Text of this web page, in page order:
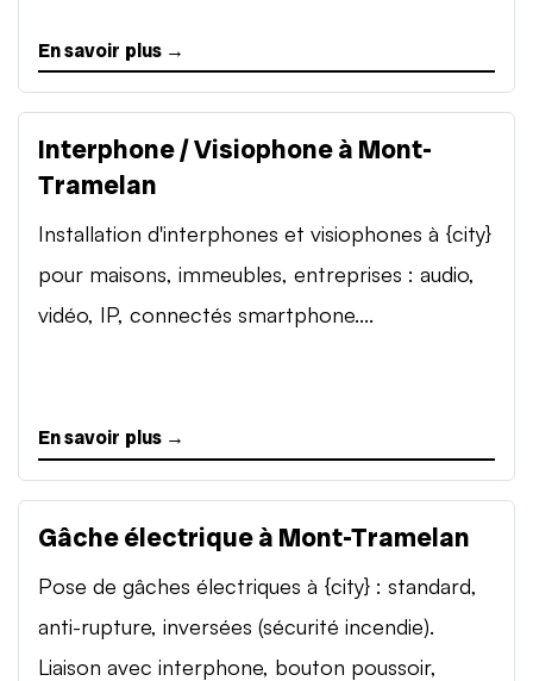
En savoir plus →
Interphone / Visiophone à Mont-
Tramelan
Installation d'interphones et visiophones à {city}
pour maisons, immeubles, entreprises : audio,
vidéo, IP, connectés smartphone....
En savoir plus →
Gâche électrique à Mont-Tramelan
Pose de gâches électriques à {city} : standard,
anti-rupture, inversées (sécurité incendie).
Liaison avec interphone, bouton poussoir,